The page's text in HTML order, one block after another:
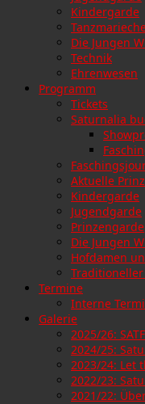
Kindergarde
Die Jungen
Technik
Ehrenwesen
Programm
Tickets
Saturnalia
Aktuelle
Kindergarde
Jugendgarde
Prinzengarde
Die Jungen
Hofdamen
Traditioneller
Termine
Interne
Galerie
2025/26:
2024/25:
2023/24: Let
2022/23:
2021/22: